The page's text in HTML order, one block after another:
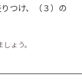
つけ、（３）の
ょう。